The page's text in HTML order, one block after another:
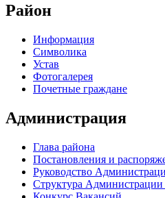
Район
Информация
Символика
Устав
Фотогалерея
Почетные граждане
Администрация
Глава района
Постановления и
Руководство
Структура